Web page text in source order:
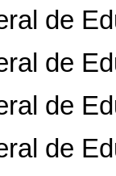
de
de
de
de